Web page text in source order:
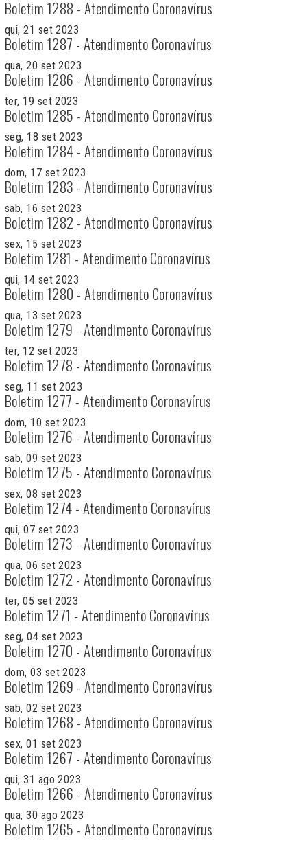
Boletim 1288 - Atendimento Coronavírus
qui, 21 set 2023
Boletim 1287 - Atendimento Coronavírus
qua, 20 set 2023
Boletim 1286 - Atendimento Coronavírus
ter, 19 set 2023
Boletim 1285 - Atendimento Coronavírus
seg, 18 set 2023
Boletim 1284 - Atendimento Coronavírus
dom, 17 set 2023
Boletim 1283 - Atendimento Coronavírus
sab, 16 set 2023
Boletim 1282 - Atendimento Coronavírus
sex, 15 set 2023
Boletim 1281 - Atendimento Coronavírus
qui, 14 set 2023
Boletim 1280 - Atendimento Coronavírus
qua, 13 set 2023
Boletim 1279 - Atendimento Coronavírus
ter, 12 set 2023
Boletim 1278 - Atendimento Coronavírus
seg, 11 set 2023
Boletim 1277 - Atendimento Coronavírus
dom, 10 set 2023
Boletim 1276 - Atendimento Coronavírus
sab, 09 set 2023
Boletim 1275 - Atendimento Coronavírus
sex, 08 set 2023
Boletim 1274 - Atendimento Coronavírus
qui, 07 set 2023
Boletim 1273 - Atendimento Coronavírus
qua, 06 set 2023
Boletim 1272 - Atendimento Coronavírus
ter, 05 set 2023
Boletim 1271 - Atendimento Coronavírus
seg, 04 set 2023
Boletim 1270 - Atendimento Coronavírus
dom, 03 set 2023
Boletim 1269 - Atendimento Coronavírus
sab, 02 set 2023
Boletim 1268 - Atendimento Coronavírus
sex, 01 set 2023
Boletim 1267 - Atendimento Coronavírus
qui, 31 ago 2023
Boletim 1266 - Atendimento Coronavírus
qua, 30 ago 2023
Boletim 1265 - Atendimento Coronavírus